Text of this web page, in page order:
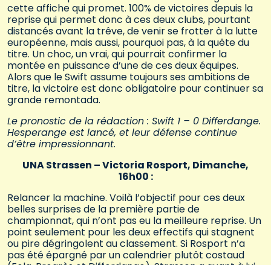
cette affiche qui promet. 100% de victoires depuis la
reprise qui permet donc à ces deux clubs, pourtant
distancés avant la trêve, de venir se frotter à la lutte
européenne, mais aussi, pourquoi pas, à la quête du
titre. Un choc, un vrai, qui pourrait confirmer la
montée en puissance d’une de ces deux équipes.
Alors que le Swift assume toujours ses ambitions de
titre, la victoire est donc obligatoire pour continuer sa
grande remontada.
Le pronostic de la rédaction : Swift 1 – 0 Differdange.
Hesperange est lancé, et leur défense continue
d’être impressionnant.
UNA Strassen – Victoria Rosport, Dimanche,
16h00 :
Relancer la machine. Voilà l’objectif pour ces deux
belles surprises de la première partie de
championnat, qui n’ont pas eu la meilleure reprise. Un
point seulement pour les deux effectifs qui stagnent
ou pire dégringolent au classement. Si Rosport n’a
pas été épargné par un calendrier plutôt costaud